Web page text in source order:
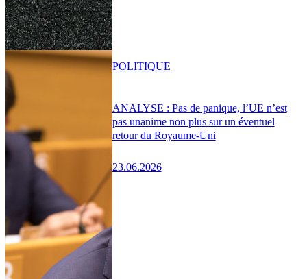
ANALYSE : Pas de panique, l’UE n’est
pas unanime non plus sur un éventuel
retour du Royaume-Uni
23.06.2026
POLITIQUE